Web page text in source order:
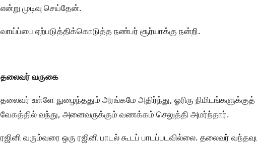
என்று முடிவு செய்தேன்.
வாய்ப்பை ஏற்படுத்திக்கொடுத்த நண்பர் சூர்யாக்கு நன்றி.
தலைவர் வருகை
தலைவர் உள்ளே நுழைந்ததும் அரங்கமே அதிர்ந்து, ஓரிரு
வேகத்தில் வந்து, அனைவருக்கும் வணக்கம் செலுத்தி அமர்ந்தார்.
ரஜினி வரும்வரை ஒரு ரஜினி பாடல் கூடப் பாடப்படவில்லை. தலைவர்